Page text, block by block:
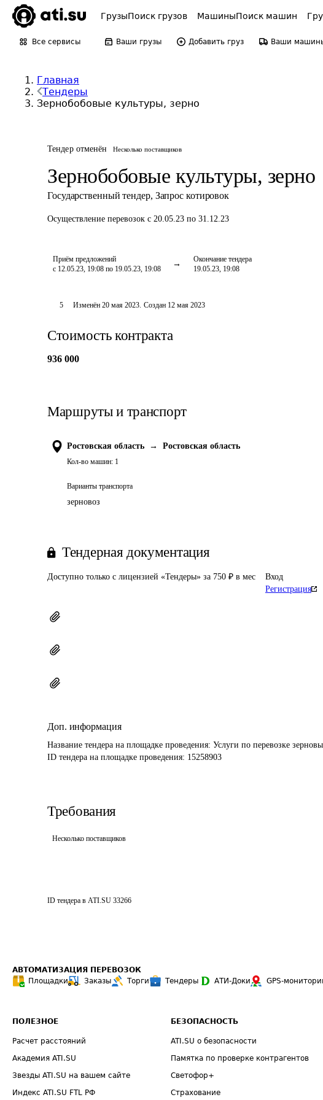
ГрузыПоиск грузов МашиныПоиск машин
Все сервисы Ваши грузы Добавить груз Ваши
Главная
Тендеры
Зернобобовые культуры, зерно
Тендер отменён Несколько поставщиков
Зернобобовые культуры, зерно
Государственный тендер, Запрос котировок
Осуществление перевозок с 20.05.23 по 31.12.23
Приём предложений
с 12.05.23, 19:08 по 19.05.23, 19:08
Окончание тендера
19.05.23, 19:08
5 Изменён 20 мая 2023. Создан 12 мая 2023
Стоимость контракта
936 000
Маршруты и транспорт
Ростовская область → Ростовская область
Кол-во машин: 1
Варианты транспорта
зерновоз
Тендерная документация
Доступно только с лицензией «Тендеры» за 750 ₽ в мес
Вход
Регистрация
Доп. информация
Название тендера на площадке проведения: Услуги по перевозке
ID тендера на площадке проведения: 15258903
Требования
Несколько поставщиков
ID тендера в ATI.SU 33266
АВТОМАТИЗАЦИЯ ПЕРЕВОЗОК
Площадки
Заказы Торги Тендеры АТИ-Доки GPS-
ПОЛЕЗНОЕ
Расчет расстояний
Академия ATI.SU
Звезды ATI.SU на вашем сайте
Индекс ATI.SU FTL РФ
БЕЗОПАСНОСТЬ
ATI.SU о безопасности
Памятка по проверке контрагентов
Светофор+
Страхование